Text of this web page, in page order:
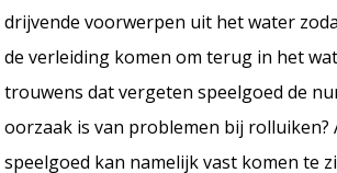
drijvende voorwerpen uit het water
de verleiding komen om terug in het
trouwens dat vergeten speelgoed de
oorzaak is van problemen bij rolluiken?
speelgoed kan namelijk vast komen te